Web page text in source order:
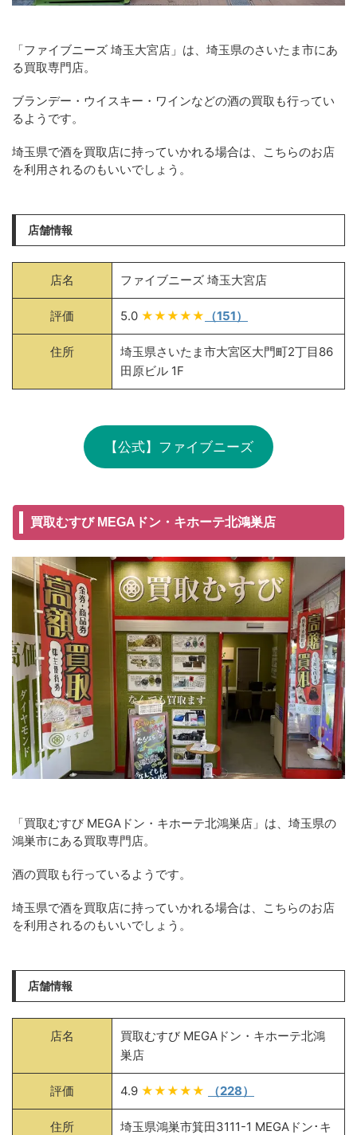
「ファイブニーズ 埼玉大宮店」は、埼玉県のさいたま市にあ
る買取専門店。
ブランデー・ウイスキー・ワインなどの酒の買取も行ってい
るようです。
埼玉県で酒を買取店に持っていかれる場合は、こちらのお店
を利用されるのもいいでしょう。
店舗情報
店名 ファイブニーズ 埼玉大宮店
評価 5.0 ★★★★★ （151）
住所
埼玉県さいたま市大宮区大門町2丁目86
田原ビル 1F
【公式】ファイブニーズ
買取むすび MEGAドン・キホーテ北鴻巣店
「買取むすび MEGAドン・キホーテ北鴻巣店」は、埼玉県の
鴻巣市にある買取専門店。
酒の買取も行っているようです。
埼玉県で酒を買取店に持っていかれる場合は、こちらのお店
を利用されるのもいいでしょう。
店舗情報
店名
買取むすび MEGAドン・キホーテ北鴻
巣店
評価 4.9 ★★★★★ （228）
住所
埼玉県鴻巣市箕田3111-1 MEGAドン･キ